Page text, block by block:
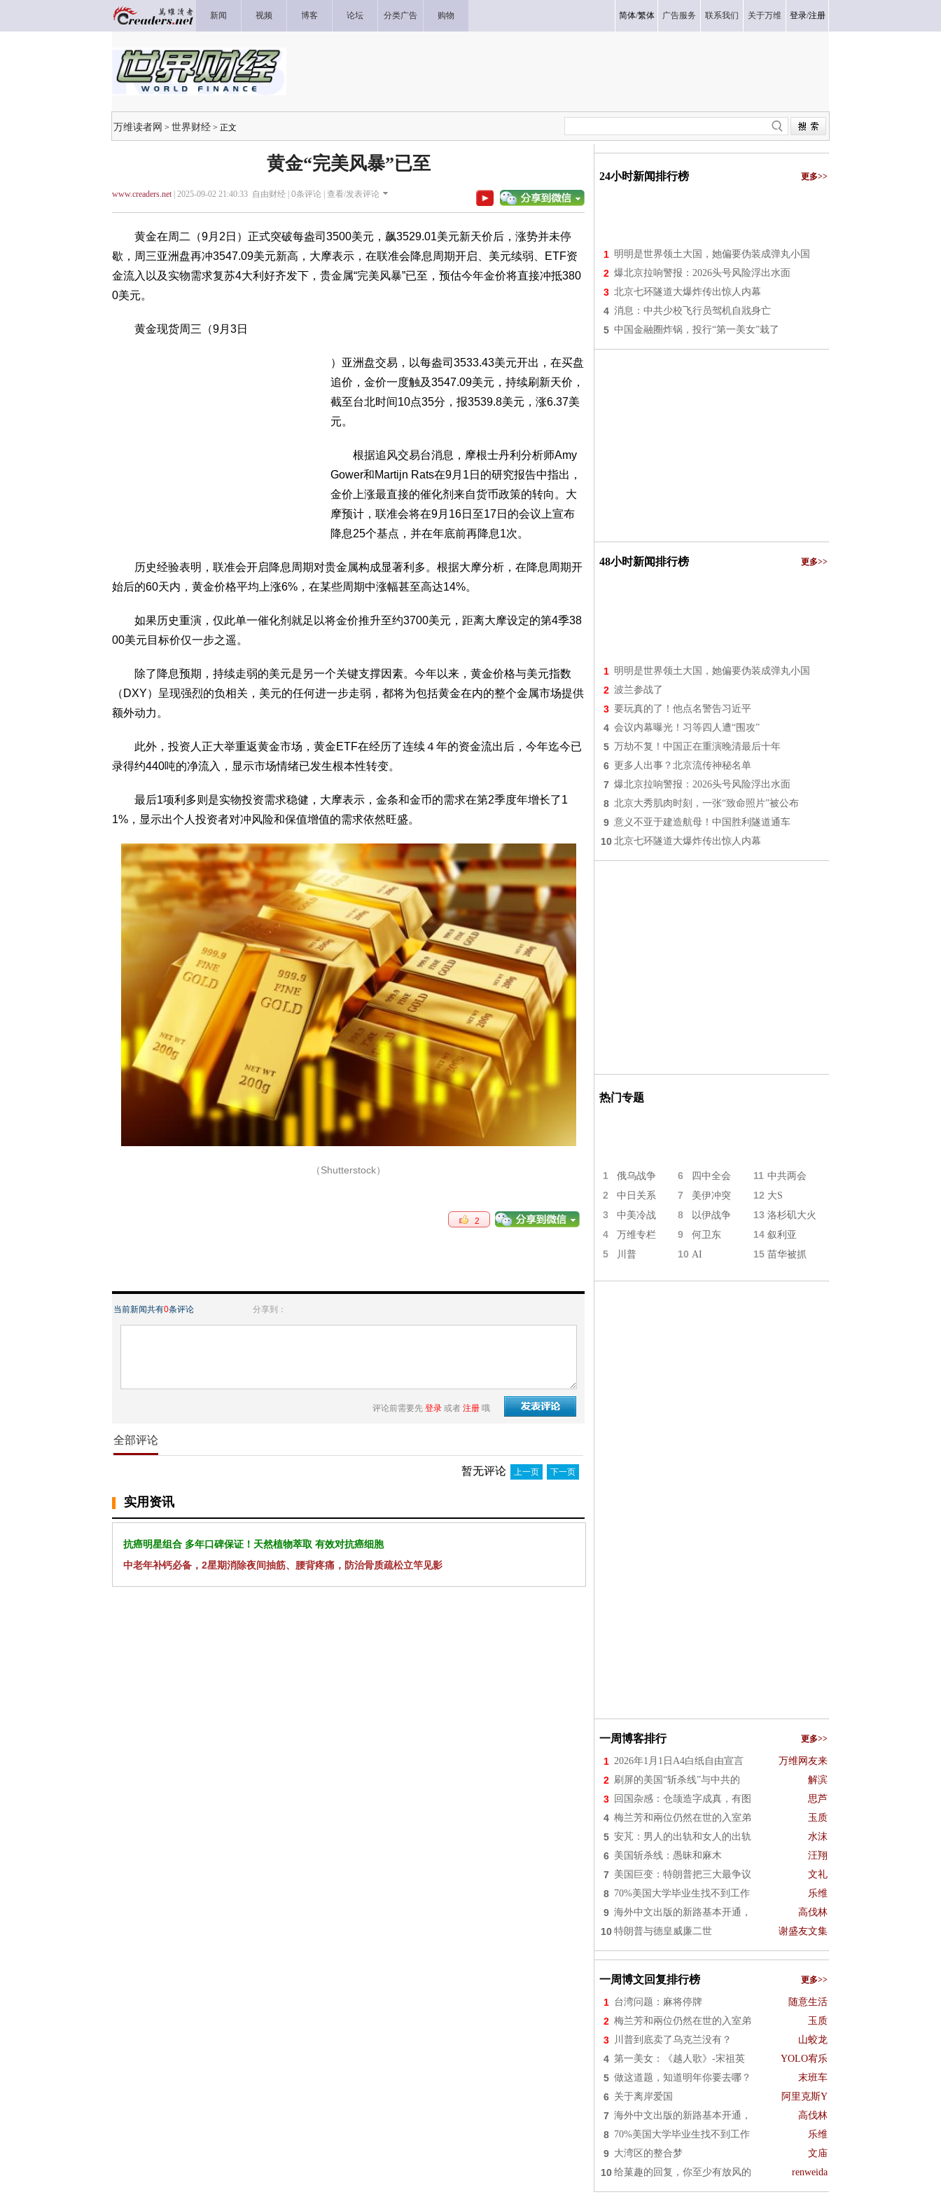
新闻 视频 博客 论坛 分类广告 购物 简体/繁体 广告服务 联系我们 关于万维 登录/注册
万维读者网 > 世界财经 > 正文
黄金“完美风暴”已至
www.creaders.net| 2025-09-02 21:40:33 自由财经 | 0条评论 | 查看/发表评论
黄金在周二（9月2日）正式突破每盎司3500美元，飙3529.01美元新天价后，涨势并未停
歇，周三亚洲盘再冲3547.09美元新高，大摩表示，在联准会降息周期开启、美元续弱、ETF资
金流入以及实物需求复苏4大利好齐发下，贵金属“完美风暴”已至，预估今年金价将直接冲抵380
0美元。
黄金现货周三（9月3日
）亚洲盘交易，以每盎司3533.43美元开出，在买盘
追价，金价一度触及3547.09美元，持续刷新天价，
截至台北时间10点35分，报3539.8美元，涨6.37美
元。
根据追风交易台消息，摩根士丹利分析师Amy
Gower和Martijn Rats在9月1日的研究报告中指出，
金价上涨最直接的催化剂来自货币政策的转向。大
摩预计，联准会将在9月16日至17日的会议上宣布
降息25个基点，并在年底前再降息1次。
历史经验表明，联准会开启降息周期对贵金属构成显著利多。根据大摩分析，在降息周期开
始后的60天内，黄金价格平均上涨6%，在某些周期中涨幅甚至高达14%。
如果历史重演，仅此单一催化剂就足以将金价推升至约3700美元，距离大摩设定的第4季38
00美元目标价仅一步之遥。
除了降息预期，持续走弱的美元是另一个关键支撑因素。今年以来，黄金价格与美元指数
（DXY）呈现强烈的负相关，美元的任何进一步走弱，都将为包括黄金在内的整个金属市场提供
额外动力。
此外，投资人正大举重返黄金市场，黄金ETF在经历了连续４年的资金流出后，今年迄今已
录得约440吨的净流入，显示市场情绪已发生根本性转变。
最后1项利多则是实物投资需求稳健，大摩表示，金条和金币的需求在第2季度年增长了1
1%，显示出个人投资者对冲风险和保值增值的需求依然旺盛。
（Shutterstock）
2
当前新闻共有0条评论 分享到：
评论前需要先 登录 或者 注册 哦
全部评论
暂无评论 上一页 下一页
实用资讯
抗癌明星组合 多年口碑保证！天然植物萃取 有效对抗癌细胞
中老年补钙必备，2星期消除夜间抽筋、腰背疼痛，防治骨质疏松立竿见影
24小时新闻排行榜 更多>>
1 明明是世界领土大国，她偏要伪装成弹丸小国
2 爆北京拉响警报：2026头号风险浮出水面
3 北京七环隧道大爆炸传出惊人内幕
4 消息：中共少校飞行员驾机自戕身亡
5 中国金融圈炸锅，投行“第一美女”栽了
48小时新闻排行榜 更多>>
1 明明是世界领土大国，她偏要伪装成弹丸小国
2 波兰参战了
3 要玩真的了！他点名警告习近平
4 会议内幕曝光！习等四人遭“围攻”
5 万劫不复！中国正在重演晚清最后十年
6 更多人出事？北京流传神秘名单
7 爆北京拉响警报：2026头号风险浮出水面
8 北京大秀肌肉时刻，一张“致命照片”被公布
9 意义不亚于建造航母！中国胜利隧道通车
10 北京七环隧道大爆炸传出惊人内幕
热门专题
1 俄乌战争 6 四中全会 11 中共两会
2 中日关系 7 美伊冲突 12 大S
3 中美冷战 8 以伊战争 13 洛杉矶大火
4 万维专栏 9 何卫东 14 叙利亚
5 川普 10 AI 15 苗华被抓
一周博客排行 更多>>
1 2026年1月1日A4白纸自由宣言 万维网友来
2 刷屏的美国“斩杀线”与中共的 解滨
3 回国杂感：仓颉造字成真，有图 思芦
4 梅兰芳和兩位仍然在世的入室弟 玉质
5 安芃：男人的出轨和女人的出轨 水沫
6 美国斩杀线：愚昧和麻木 汪翔
7 美国巨变：特朗普把三大最争议 文礼
8 70%美国大学毕业生找不到工作 乐维
9 海外中文出版的新路基本开通， 高伐林
10 特朗普与德皇威廉二世 谢盛友文集
一周博文回复排行榜 更多>>
1 台湾问题：麻将停牌 随意生活
2 梅兰芳和兩位仍然在世的入室弟 玉质
3 川普到底卖了乌克兰没有？ 山蛟龙
4 第一美女：《越人歌》-宋祖英 YOLO宥乐
5 做这道题，知道明年你要去哪？ 末班车
6 关于离岸爱国 阿里克斯Y
7 海外中文出版的新路基本开通， 高伐林
8 70%美国大学毕业生找不到工作 乐维
9 大湾区的整合梦 文庙
10 给菓趣的回复，你至少有放风的 renweida